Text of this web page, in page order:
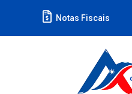
Notas Fiscais